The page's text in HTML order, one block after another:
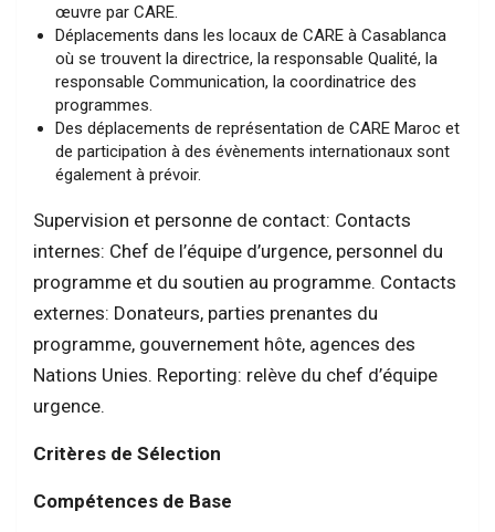
œuvre par CARE.
Déplacements dans les locaux de CARE à Casablanca
où se trouvent la directrice, la responsable Qualité, la
responsable Communication, la coordinatrice des
programmes.
Des déplacements de représentation de CARE Maroc et
de participation à des évènements internationaux sont
également à prévoir.
Supervision et personne de contact: Contacts
internes: Chef de l’équipe d’urgence, personnel du
programme et du soutien au programme. Contacts
externes: Donateurs, parties prenantes du
programme, gouvernement hôte, agences des
Nations Unies. Reporting: relève du chef d’équipe
urgence.
Critères de Sélection
Compétences de Base